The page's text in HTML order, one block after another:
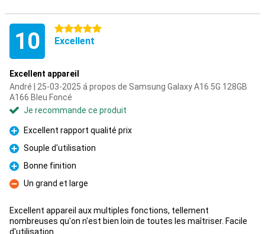
10 5 étoiles
Excellent
Excellent appareil
André | 25-03-2025 á propos de Samsung Galaxy A16 5G 128GB
A166 Bleu Foncé
Je recommande ce produit
Pour
Excellent rapport qualité prix
Pour
Souple d'utilisation
Pour
Bonne finition
Contre
Un grand et large
Excellent appareil aux multiples fonctions, tellement
nombreuses qu'on n'est bien loin de toutes les maîtriser. Facile
d'utilisation.